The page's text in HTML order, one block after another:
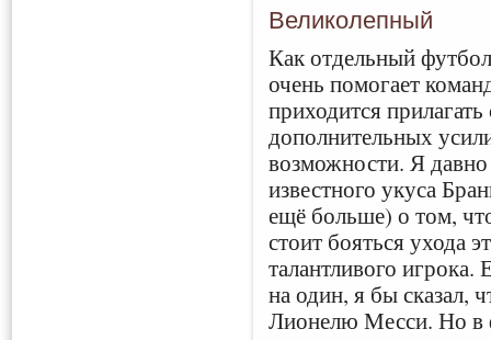
Великолепный
Как отдельный
очень помогает
приходится
дополнительных
возможности. Я
известного укуса
ещё больше) о том,
стоит бояться ухода
талантливого
на один, я бы сказал,
Лионелю Месси. Но в